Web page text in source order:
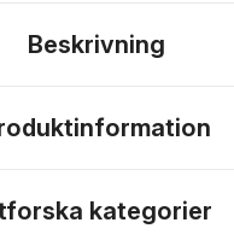
Beskrivning
kategorier